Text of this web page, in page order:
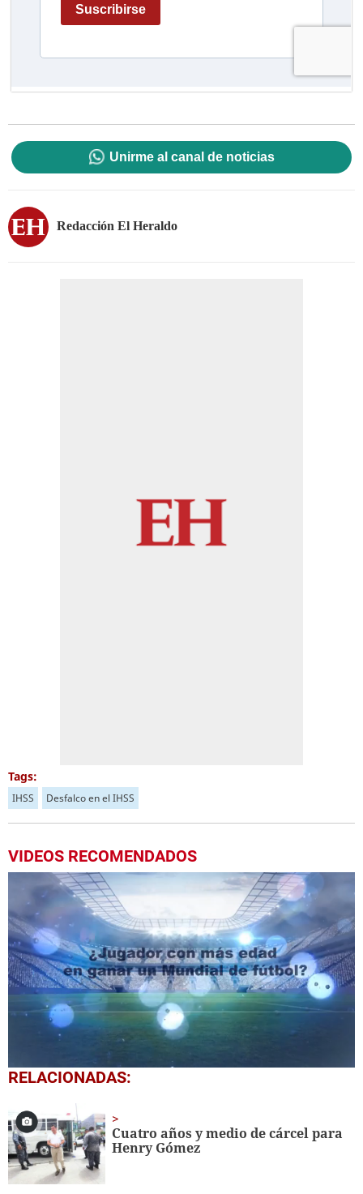
Unirme al canal de noticias
Redacción El Heraldo
Tags:
IHSS Desfalco en el IHSS
VIDEOS RECOMENDADOS
0
seconds
minutes,
2
seconds
RELACIONADAS:
Cuatro años y medio de cárcel para
Henry Gómez